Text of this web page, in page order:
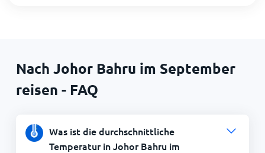
Nach Johor Bahru im September
reisen - FAQ
Was ist die durchschnittliche
Temperatur in Johor Bahru im